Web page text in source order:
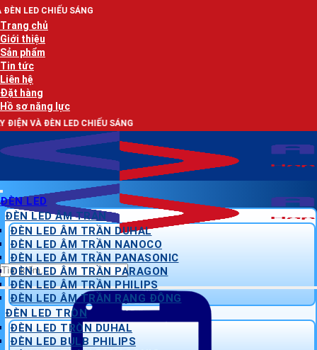
Bỏ
qua
nội
dung
Trang chủ
Giới thiệu
Sản phẩm
Tin tức
Liên hệ
Đặt hàng
Hồ sơ năng lực
CHIẾU SÁNG
Tìm
kiếm:
ĐÈN LED
ĐÈN LED ÂM TRẦN
ĐÈN LED ÂM TRẦN DUHAL
ĐÈN LED ÂM TRẦN NANOCO
ĐÈN LED ÂM TRẦN PANASONIC
ĐÈN LED ÂM TRẦN PARAGON
ĐÈN LED ÂM TRẦN PHILIPS
ĐÈN LED ÂM TRẦN RẠNG ĐÔNG
ĐÈN LED TRÒN
ĐÈN LED TRÒN DUHAL
ĐÈN LED BULB PHILIPS